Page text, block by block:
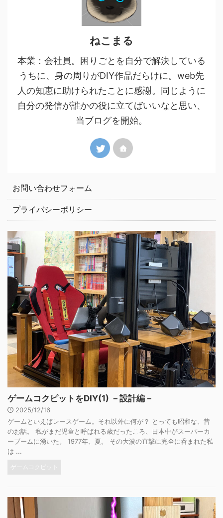
ねこまる
本業：会社員。困りごとを自分で解決している
うちに、身の周りがDIY作品だらけに。web先
人の知恵に助けられたことに感謝。同じように
自分の発信が誰かの役に立てばいいなと思い、
当ブログを開始。
お問い合わせフォーム
プライバシーポリシー
ゲームコクピットをDIY(1) －設計編－
2025/12/16
ゲームといえばレースゲーム。それ以外に何が？ とっても昭和な、昔
のお話。 私がまだ児童と呼ばれる歳だったころ、日本中がスーパーカ
ーブームに湧いた。 1977年、夏。 その大波の直撃に完全に呑まれた私
は ...
ゲームコクピット